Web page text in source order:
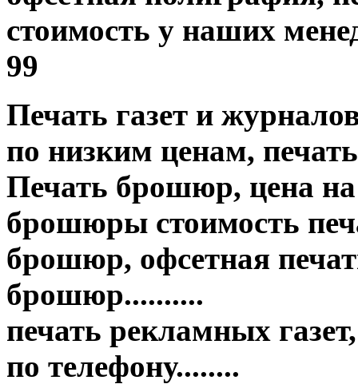
стоимость у наших
99
Печать газет и
по низким ценам,
Печать брошюр, цена
брошюры стоимость
брошюр, офсетная
брошюр..........
печать рекламных
по телефону........